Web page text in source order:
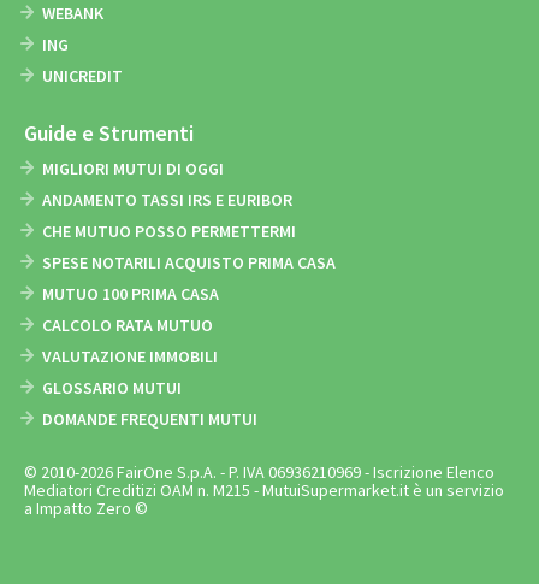
WEBANK
ING
UNICREDIT
Guide e Strumenti
MIGLIORI MUTUI DI OGGI
ANDAMENTO TASSI IRS E EURIBOR
CHE MUTUO POSSO PERMETTERMI
SPESE NOTARILI ACQUISTO PRIMA CASA
MUTUO 100 PRIMA CASA
CALCOLO RATA MUTUO
VALUTAZIONE IMMOBILI
GLOSSARIO MUTUI
DOMANDE FREQUENTI MUTUI
© 2010-2026 FairOne S.p.A. - P. IVA 06936210969 - Iscrizione Elenco
Mediatori Creditizi OAM n. M215 - MutuiSupermarket.it è un servizio
a Impatto Zero ©